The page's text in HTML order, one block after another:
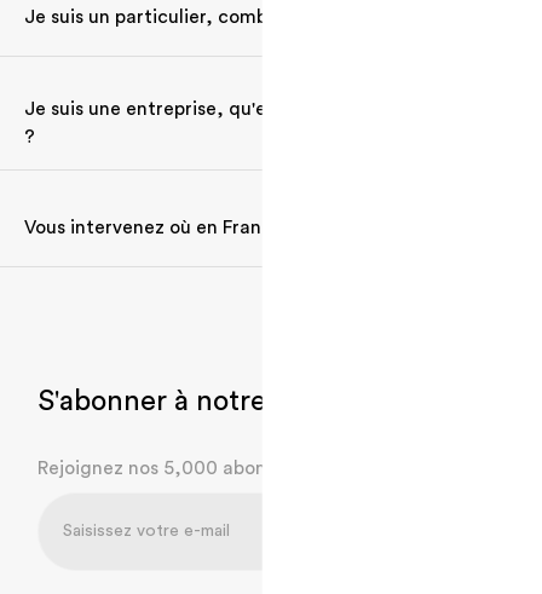
sur site pour les entreprises. Partout en France, 7j/7 de
6h à 22h, matériel fourni.
Je suis un particulier, combien ça coûte ?
crédit d'impôt 50 %. Vous pouvez être jusqu'à 5 par
séance, le prix ne change pas. Il y a aussi le Full Digital à
Je suis une entreprise, qu'est-ce que vous proposez
?
reporting RH. PME ou grands comptes multi-sites, on
s'adapte.
Vous intervenez où en France ?
S'abonner à notre newsletter.
Rejoignez nos 5,000 abonnés